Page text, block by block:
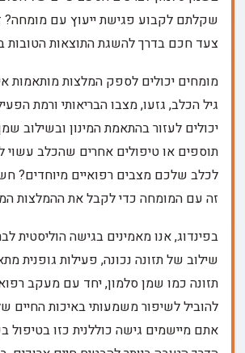
שקלתם לקבוע פגישת ייעוץ עם מומחה?
צעד חכם בדרך להשגת התוצאות הטובות
מומחים יכולים לספק המלצות מותאמות
גיל הכלב, גזעו, מצבו הבריאותי ורמת
יכולים לעזור בהתאמת המינון ובשילוב
תוספים או טיפולים אחרים שהכלב
לכלב שלכם מצבים רפואיים מיוחדים?
זה עם המומחה כדי לקבל את ההמלצות
בפינדוג, אנו מאמינים בגישה הוליסטית
שילוב של תזונה נכונה, פעילות גופנית
תזונה כמו שמן סלמון, יחד עם מעקב
להוביל לשיפור משמעותי באיכות החיים
אתם מיישמים גישה כוללנית כזו בטיפול